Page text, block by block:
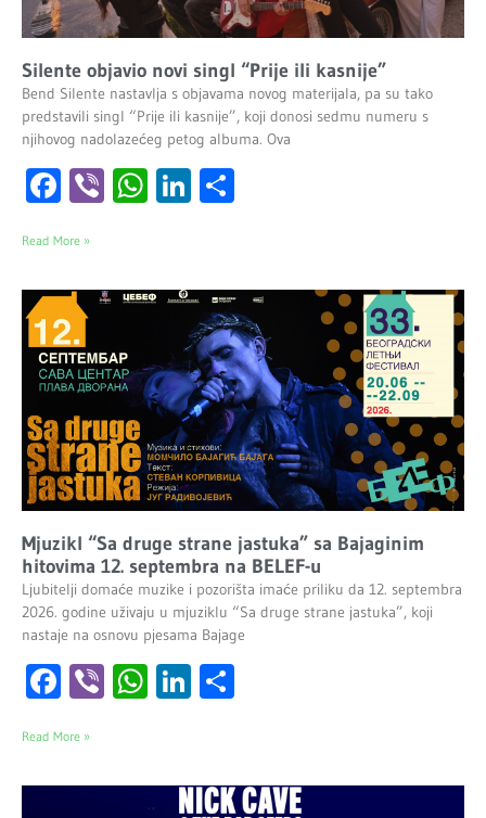
Silente objavio novi singl “Prije ili kasnije”
Bend Silente nastavlja s objavama novog materijala, pa su tako
predstavili singl “Prije ili kasnije”, koji donosi sedmu numeru s
njihovog nadolazećeg petog albuma. Ova
Facebook
ViberWhatsApp
LinkedIn
Read More »
Mjuzikl “Sa druge strane jastuka” sa Bajaginim
hitovima 12. septembra na BELEF-u
Ljubitelji domaće muzike i pozorišta imaće priliku da 12. septembra
2026. godine uživaju u mjuziklu “Sa druge strane jastuka”, koji
nastaje na osnovu pjesama Bajage
Facebook
ViberWhatsApp
LinkedIn
Read More »